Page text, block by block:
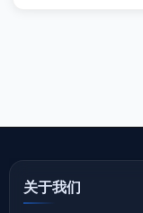
关于我们